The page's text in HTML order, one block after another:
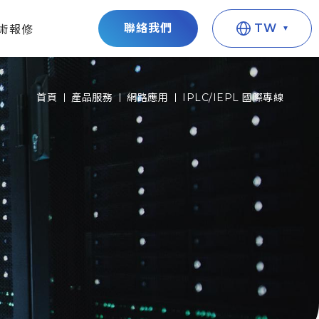
報修 聯絡我們 TW
首頁 產品服務 網路應用 IPLC/IEPL 國際專線